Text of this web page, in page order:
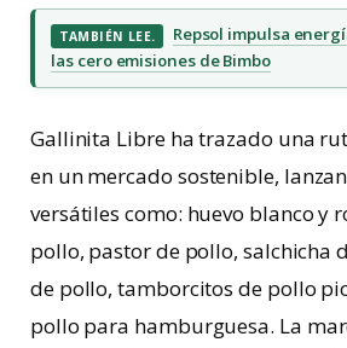
TAMBIÉN LEE.
Repsol impulsa
las cero emisiones de Bimbo
Gallinita Libre ha trazado una
en un mercado sostenible,
versátiles como: huevo blanco y
pollo, pastor de pollo, salchicha
de pollo, tamborcitos de pollo
pollo para hamburguesa. La